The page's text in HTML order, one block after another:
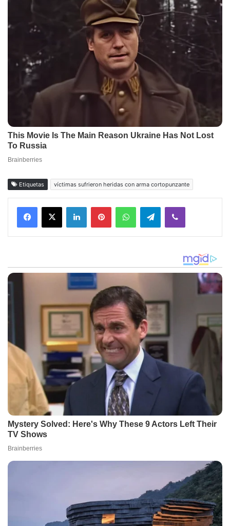
Etiquetas víctimas sufrieron heridas con arma cortopunzante
Facebook
X LinkedInPinterestWhatsAppTelegramViber